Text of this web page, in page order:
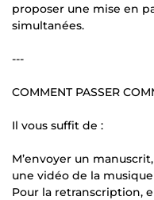
proposer une mise en
simultanées.
---
COMMENT PASSER
Il vous suffit de :
M’envoyer un
une vidéo de la
Pour la retranscription,